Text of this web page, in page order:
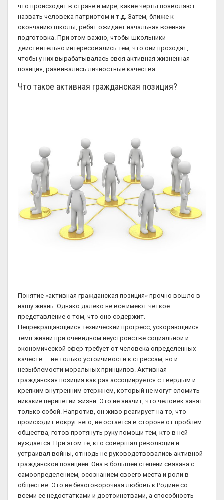
что происходит в стране и мире, какие черты позволяют
назвать человека патриотом и т.д. Затем, ближе к
окончанию школы, ребят ожидает начальная военная
подготовка. При этом важно, чтобы школьники
действительно интересовались тем, что они проходят,
чтобы у них вырабатывалась своя активная жизненная
позиция, развивались личностные качества.
Что такое активная гражданская позиция?
Понятие «активная гражданская позиция» прочно вошло в
нашу жизнь. Однако далеко не все имеют четкое
представление о том, что оно содержит.
Непрекращающийся технический прогресс, ускоряющийся
темп жизни при очевидном неустройстве социальной и
экономической сфер требует от человека определенных
качеств — не только устойчивости к стрессам, но и
незыблемости моральных принципов. Активная
гражданская позиция как раз ассоциируется с твердым и
крепким внутренним стержнем, который не могут сломить
никакие перипетии жизни. Это не значит, что человек занят
только собой. Напротив, он живо реагирует на то, что
происходит вокруг него, не остается в стороне от проблем
общества, готов протянуть руку помощи тем, кто в ней
нуждается. При этом те, кто совершал революции и
устраивал войны, отнюдь не руководствовались активной
гражданской позицией. Она в большей степени связана с
самоопределением, осознанием своего места и роли в
обществе. Это не безоговорочная любовь к Родине со
всеми ее недостатками и достоинствами, а способность